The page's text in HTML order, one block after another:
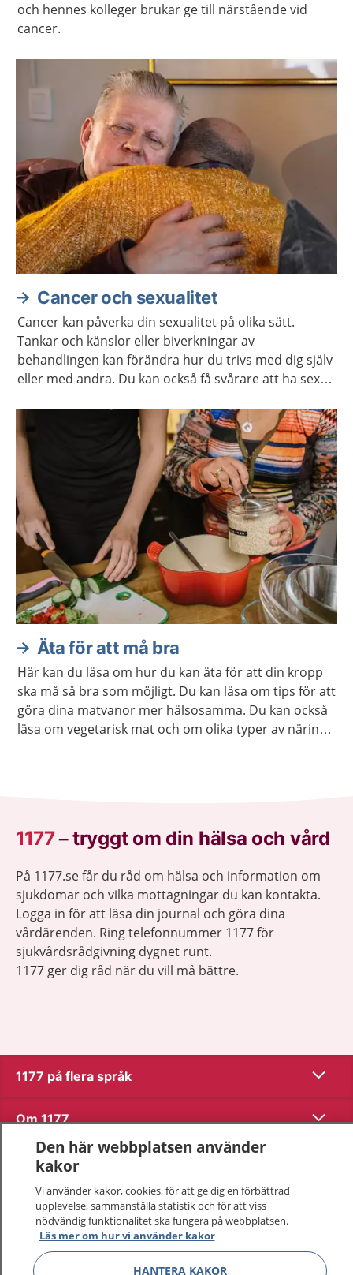
och hennes kolleger brukar ge till närstående vid
cancer.
Cancer och sexualitet
Cancer kan påverka din sexualitet på olika sätt.
Tankar och känslor eller biverkningar av
behandlingen kan förändra hur du trivs med dig själv
eller med andra. Du kan också få svårare att ha sex
lusten och förmågan att ha sex.
Äta för att må bra
Här kan du läsa om hur du kan äta för att din kropp
ska må så bra som möjligt. Du kan läsa om tips för att
göra dina matvanor mer hälsosamma. Du kan också
läsa om vegetarisk mat och om olika typer av näring
1177–tryggt om din hälsa och vård
På 1177.se får du råd om hälsa och information om
sjukdomar och vilka mottagningar du kan kontakta.
Logga in för att läsa din journal och göra dina
vårdärenden. Ring telefonnummer 1177 för
sjukvårdsrådgivning dygnet runt.
1177 ger dig råd när du vill må bättre.
1177 på flera språk Visa
Om 1177 Visa
Kontakt
Behandling av personuppgifter
Hantering av kakor
Den här webbplatsen använder
kakor
Vi använder kakor, cookies, för att ge dig en förbättrad
upplevelse, sammanställa statistik och för att viss
nödvändig funktionalitet ska fungera på webbplatsen.
Läs mer om hur vi använder kakor
HANTERA KAKOR